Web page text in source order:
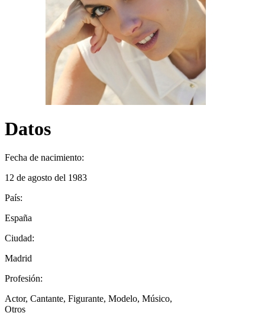
Datos
Fecha de nacimiento:
12 de agosto del 1983
País:
España
Ciudad:
Madrid
Profesión:
Actor, Cantante, Figurante, Modelo, Músico,
Otros